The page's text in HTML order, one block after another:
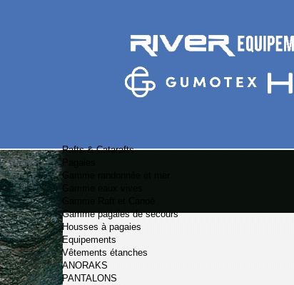
Rafts & Catarafts
Gamme randonnée et mer
Gamme pagaies de secours
Housses à pagaies
Equipements
Vêtements étanches
ANORAKS
PANTALONS